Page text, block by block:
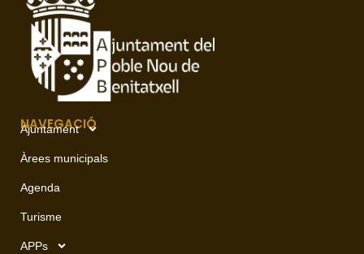
NAVEGACIÓ
Ajuntament
Àrees municipals
Agenda
Turisme
APPs